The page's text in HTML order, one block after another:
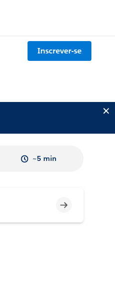
Inscrever-se
~5 min
Incompleto